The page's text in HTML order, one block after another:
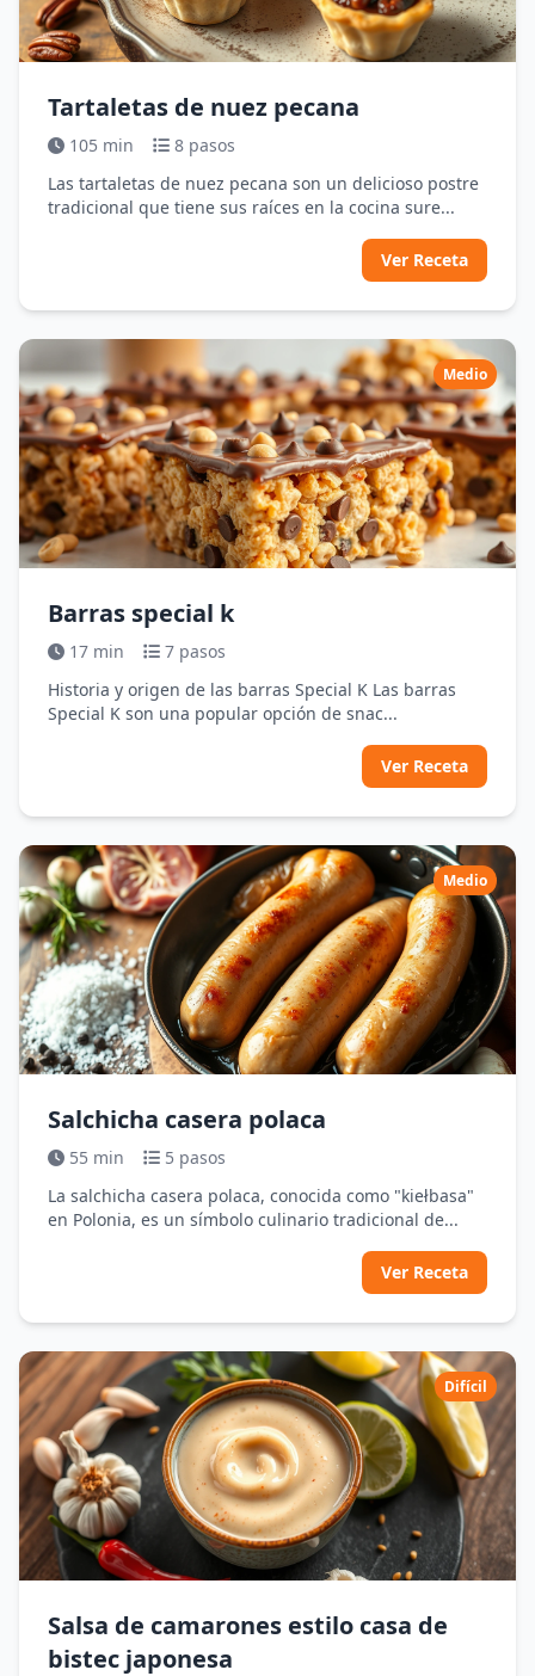
Tartaletas de nuez pecana
105 min
8 pasos
Las tartaletas de nuez pecana son un delicioso postre
tradicional que tiene sus raíces en la cocina sure...
Ver Receta
Medio
Barras special k
17 min
7 pasos
Historia y origen de las barras Special K Las barras
Special K son una popular opción de snac...
Ver Receta
Medio
Salchicha casera polaca
55 min
5 pasos
La salchicha casera polaca, conocida como "kiełbasa"
en Polonia, es un símbolo culinario tradicional de...
Ver Receta
Difícil
Salsa de camarones estilo casa de
bistec japonesa